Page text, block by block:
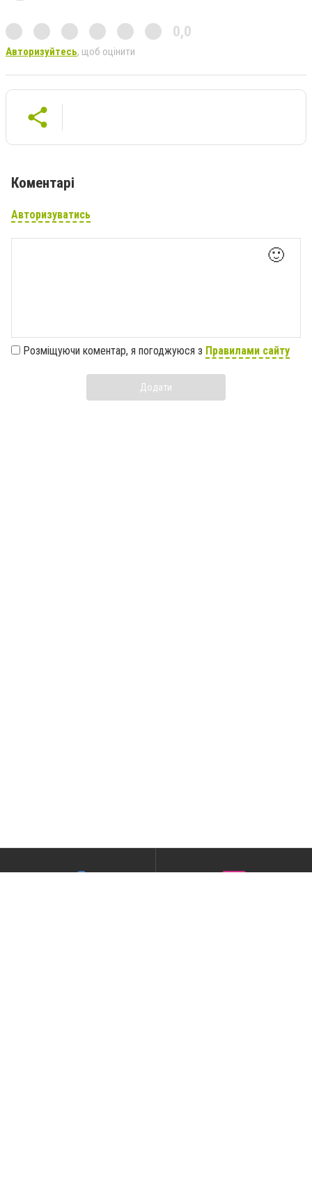
0,0
Авторизуйтесь, щоб оцінити
Коментарі
Авторизуватись
🙂
Розміщуючи коментар, я погоджуюся з Правилами сайту
Додати